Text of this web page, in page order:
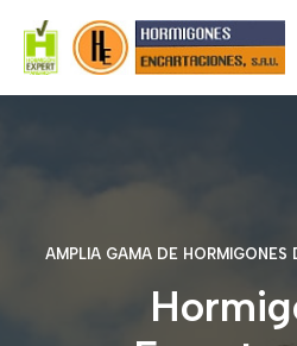
contenido
AMPLIA GAMA DE